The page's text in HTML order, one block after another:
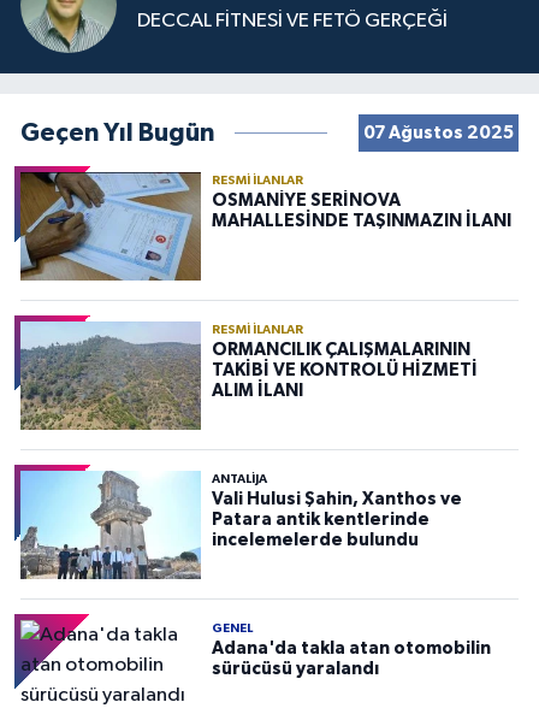
DECCAL FİTNESİ VE FETÖ GERÇEĞİ
Geçen Yıl Bugün 07 Ağustos 2025
RESMI İLANLAR
OSMANİYE SERİNOVA
MAHALLESİNDE TAŞINMAZIN İLANI
RESMI İLANLAR
ORMANCILIK ÇALIŞMALARININ
TAKİBİ VE KONTROLÜ HİZMETİ
ALIM İLANI
ANTALIJA
Vali Hulusi Şahin, Xanthos ve
Patara antik kentlerinde
incelemelerde bulundu
GENEL
Adana'da takla atan otomobilin
sürücüsü yaralandı